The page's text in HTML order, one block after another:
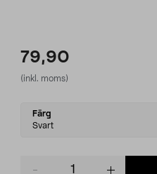
79,90
(inkl. moms)
Select
variant
Färg
Svart